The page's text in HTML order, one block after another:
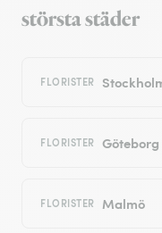
största städer
FLORISTER
FLORISTER Göteborg
FLORISTER Malmö